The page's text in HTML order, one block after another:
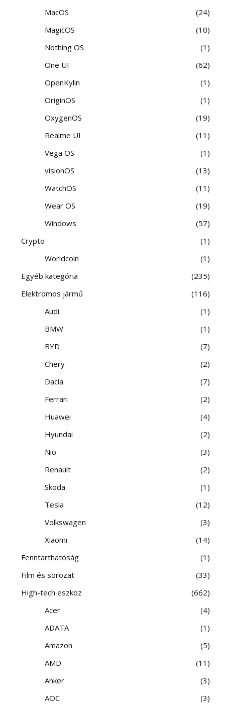
MacOS
24
MagicOS
10
Nothing OS
1
One UI
62
OpenKylin
1
OriginOS
1
OxygenOS
19
Realme UI
11
Vega OS
1
visionOS
13
WatchOS
11
Wear OS
19
Windows
57
Crypto
1
Worldcoin
1
Egyéb kategória
235
Elektromos jármű
116
Audi
1
BMW
1
BYD
7
Chery
2
Dacia
7
Ferrari
2
Huawei
4
Hyundai
2
Nio
3
Renault
2
Skoda
1
Tesla
12
Volkswagen
3
Xiaomi
14
Fenntarthatóság
1
Film és sorozat
33
High-tech eszköz
662
Acer
4
ADATA
1
Amazon
5
AMD
11
Anker
3
AOC
3